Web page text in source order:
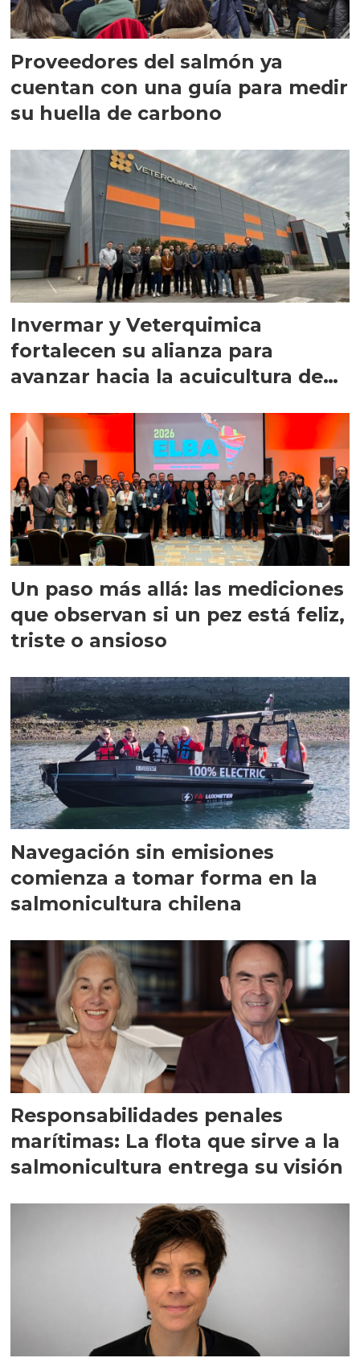
Proveedores del salmón ya
cuentan con una guía para medir
su huella de carbono
Invermar y Veterquimica
fortalecen su alianza para
avanzar hacia la acuicultura de
Un paso más allá: las mediciones
que observan si un pez está feliz,
triste o ansioso
Navegación sin emisiones
comienza a tomar forma en la
salmonicultura chilena
Responsabilidades penales
marítimas: La flota que sirve a la
salmonicultura entrega su visión